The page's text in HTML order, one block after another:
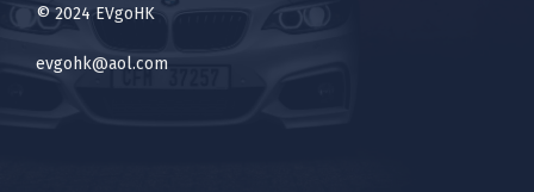
© 2024 EVgoHK
evgohk@aol.com